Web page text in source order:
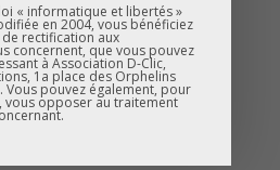
soutenir ces jeunes
« informatique et libertés »
en 2004, vous bénéficiez
de rectification aux
concernent, que vous pouvez
à Association D-Clic,
1a place des Orphelins
Vous pouvez également, pour
vous opposer au traitement